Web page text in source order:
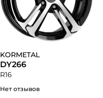
KORMETAL
DY266
R16
Нет отзывов